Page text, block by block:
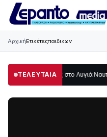
ΑρχικήΕτικέτεςπαιδικων
ΤΕΛΕΥΤΑΙΑ
μέρος στο Λυγιά Ναυπάκτου12:08